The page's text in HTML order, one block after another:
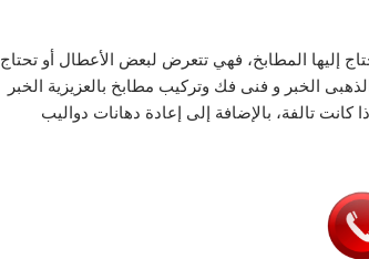
إليها المطابخ، فهي تتعرض لبعض الأعطال أو تحتاج
الخبر و فنى فك وتركيب مطابخ بالعزيزية الخبر
كانت تالفة، بالإضافة إلى إعادة دهانات دواليب